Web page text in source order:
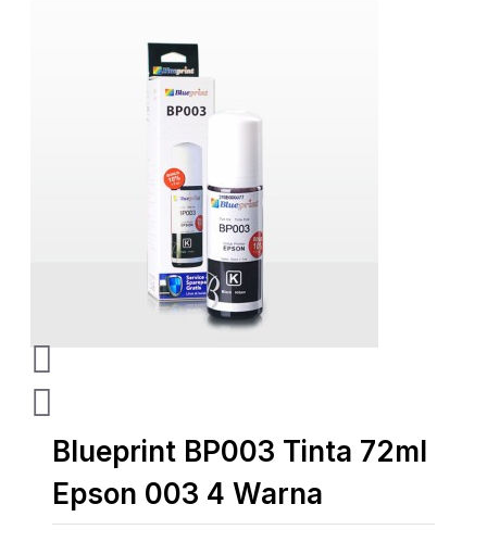
Blueprint BP003 Tinta 72ml
Epson 003 4 Warna